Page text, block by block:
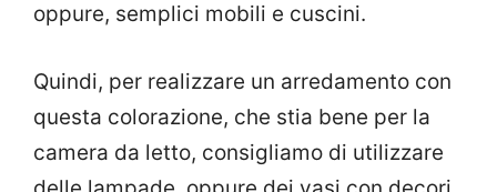
oppure, semplici mobili e cuscini.
Quindi, per realizzare un arredamento con
questa colorazione, che stia bene per la
camera da letto, consigliamo di utilizzare